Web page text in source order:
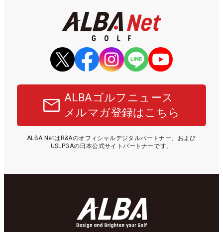
ALBAゴルフニュース
メルマガ登録はこちら
ALBA NetはR&Aのオフィシャルデジタルパートナー、および
USLPGAの日本公式サイトパートナーです。